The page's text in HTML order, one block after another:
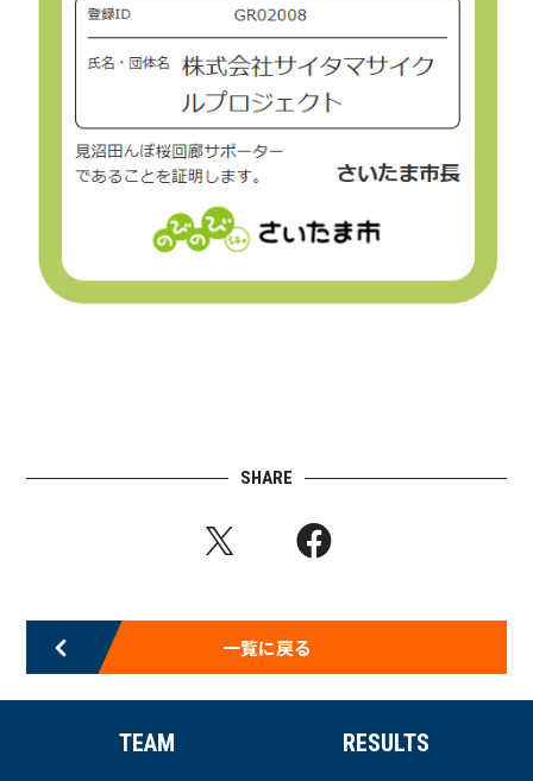
SHARE
一覧に戻る
TEAM RESULTS